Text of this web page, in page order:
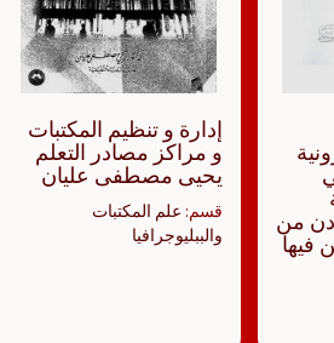
من
فيها
إدارة و تنظيم المكتبات
و مراكز مصادر التعلم
يحيى مصطفى عليان
قسم: علم المكتبات
والببليوجرافيا